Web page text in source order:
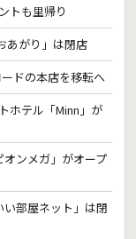
トも里帰り
あがり」は閉店
ドの本店を移転へ
ホテル「Minn」が
ンメガ」がオープ
部屋ネット」は閉